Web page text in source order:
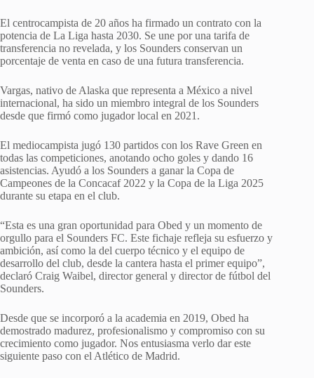
El centrocampista de 20 años ha firmado un contrato con la
potencia de La Liga hasta 2030. Se une por una tarifa de
transferencia no revelada, y los Sounders conservan un
porcentaje de venta en caso de una futura transferencia.
Vargas, nativo de Alaska que representa a México a nivel
internacional, ha sido un miembro integral de los Sounders
desde que firmó como jugador local en 2021.
El mediocampista jugó 130 partidos con los Rave Green en
todas las competiciones, anotando ocho goles y dando 16
asistencias. Ayudó a los Sounders a ganar la Copa de
Campeones de la Concacaf 2022 y la Copa de la Liga 2025
durante su etapa en el club.
“Esta es una gran oportunidad para Obed y un momento de
orgullo para el Sounders FC. Este fichaje refleja su esfuerzo y
ambición, así como la del cuerpo técnico y el equipo de
desarrollo del club, desde la cantera hasta el primer equipo”,
declaró Craig Waibel, director general y director de fútbol del
Sounders.
Desde que se incorporó a la academia en 2019, Obed ha
demostrado madurez, profesionalismo y compromiso con su
crecimiento como jugador. Nos entusiasma verlo dar este
siguiente paso con el Atlético de Madrid.